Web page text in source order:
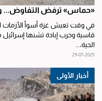
«حماس» ترفض التفاوض...
في وقت تعيش غزة أسوأ الأزمات
الحية،...
29-07-2025
أخبار الأولى